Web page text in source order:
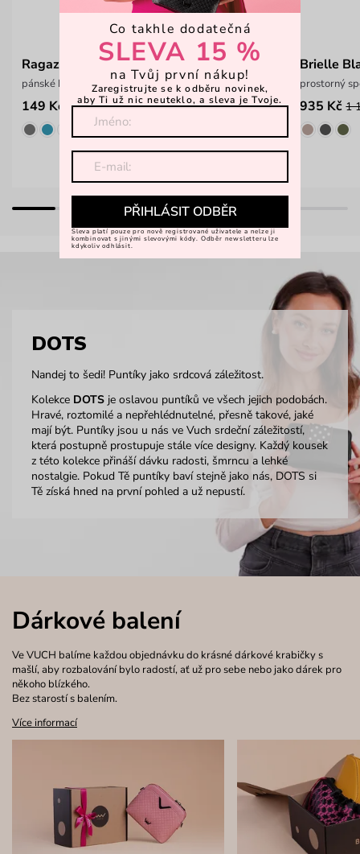
Ragaz Black
pánské bavlněné boxerky
149 Kč 249 Kč
Brielle
prostorný
935 Kč 1
DOTS
Nandej to šedi! Puntíky jako srdcová záležitost.
Kolekce DOTS je oslavou puntíků ve všech jejich podobách.
Hravé, roztomilé a nepřehlédnutelné, přesně takové, jaké
mají být. Puntíky jsou u nás ve Vuch srdeční záležitostí,
která postupně prostupuje stále více designy. Každý kousek
z této kolekce přináší dávku radosti, šmrncu a lehké
nostalgie. Pokud Tě puntíky baví stejně jako nás, DOTS si
Tě získá hned na první pohled a už nepustí.
Dárkové balení
Ve VUCH balíme každou objednávku do krásné dárkové krabičky s
mašlí, aby rozbalování bylo radostí, ať už pro sebe nebo jako dárek pro
někoho blízkého.
Bez starostí s balením.
Více informací
Co takhle dodatečná
SLEVA 15 %
na Tvůj první nákup!
Zaregistrujte se k odběru novinek,
aby Ti už nic neuteklo, a sleva je Tvoje.
PŘIHLÁSIT ODBĚR
Sleva platí pouze pro nově registrované uživatele a nelze ji
kombinovat s jinými slevovými kódy. Odběr newsletteru lze
kdykoliv odhlásit.